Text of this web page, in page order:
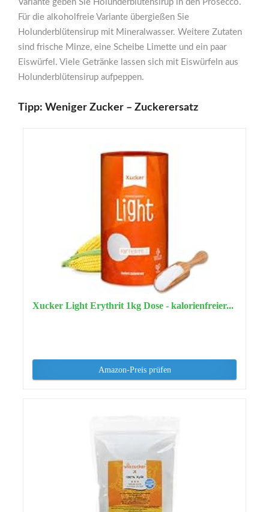
Variante geben Sie Holunderblütensirup in den Prosecco.
Für die alkoholfreie Variante übergießen Sie
Holunderblütensirup mit Mineralwasser. Weitere Zutaten
sind frische Minze, eine Scheibe Limette und ein paar
Eiswürfel. Viele Getränke lassen sich mit Eiswürfeln aus
Holunderblütensirup aufpeppen.
Tipp: Weniger Zucker – Zuckerersatz
Xucker Light Erythrit 1kg Dose - kalorienfreier...
Amazon-Preis prüfen